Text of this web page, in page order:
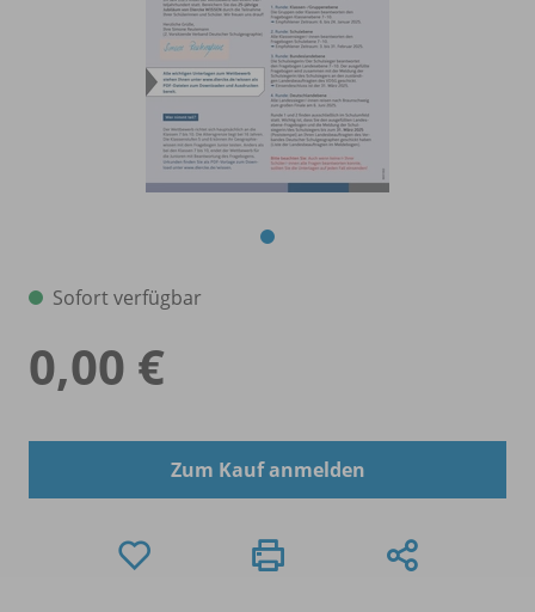
Sofort verfügbar
0,00 €
Zum Kauf anmelden